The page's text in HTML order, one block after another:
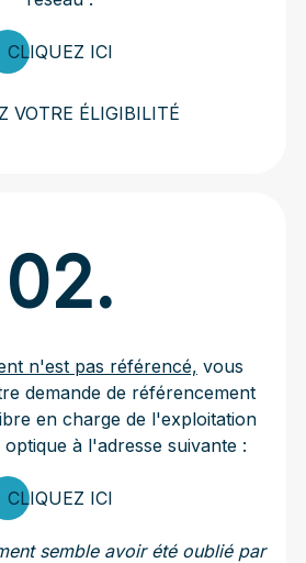
CLIQUEZ ICI
VOTRE ÉLIGIBILITÉ
02.
n'est pas référencé, vous
demande de référencement
en charge de l'exploitation
à l'adresse suivante :
CLIQUEZ ICI
semble avoir été oublié par